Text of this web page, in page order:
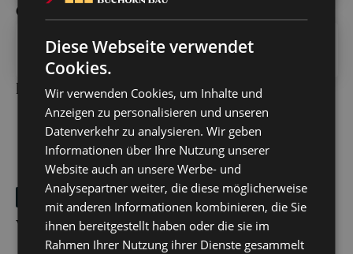
Obergeschoss
Dachgeschoss
Kontakt
Wir beraten dich gerne
Diese Webseite verwendet
Cookies.
Wir verwenden Cookies, um Inhalte und
Anzeigen zu personalisieren und unseren
Datenverkehr zu analysieren. Wir geben
Informationen über Ihre Nutzung unserer
Website auch an unsere Werbe- und
Analysepartner weiter, die diese möglicherweise
mit anderen Informationen kombinieren, die Sie
ihnen bereitgestellt haben oder die sie im
Rahmen Ihrer Nutzung ihrer Dienste gesammelt